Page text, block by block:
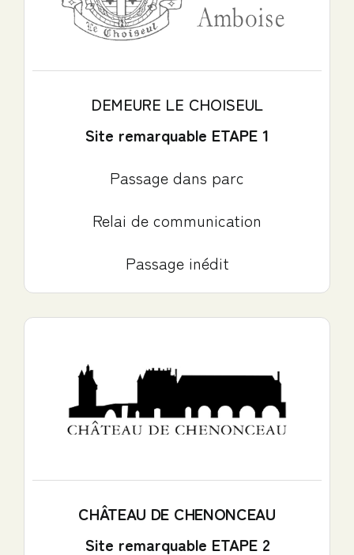
DEMEURE LE CHOISEUL
Site remarquable ETAPE 1
Passage dans parc
Relai de communication
Passage inédit
CHÂTEAU DE CHENONCEAU
Site remarquable ETAPE 2